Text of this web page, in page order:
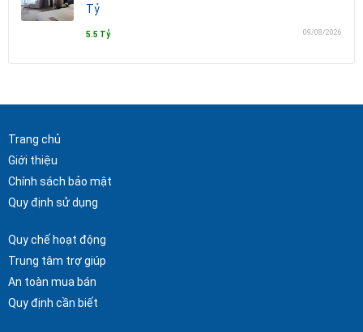
Tỷ
5.5 Tỷ 09/08/2026
Trang chủ
Giới thiệu
Chính sách bảo mật
Quy định sử dụng
Quy chế hoạt động
Trung tâm trợ giúp
An toàn mua bán
Quy định cần biết